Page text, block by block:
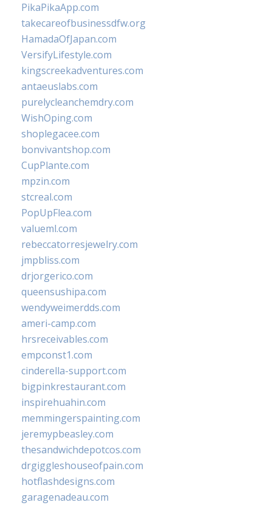
PikaPikaApp.com
takecareofbusinessdfw.org
HamadaOfJapan.com
VersifyLifestyle.com
kingscreekadventures.com
antaeuslabs.com
purelycleanchemdry.com
WishOping.com
shoplegacee.com
bonvivantshop.com
CupPlante.com
mpzin.com
stcreal.com
PopUpFlea.com
valueml.com
rebeccatorresjewelry.com
jmpbliss.com
drjorgerico.com
queensushipa.com
wendyweimerdds.com
ameri-camp.com
hrsreceivables.com
empconst1.com
cinderella-support.com
bigpinkrestaurant.com
inspirehuahin.com
memmingerspainting.com
jeremypbeasley.com
thesandwichdepotcos.com
drgiggleshouseofpain.com
hotflashdesigns.com
garagenadeau.com